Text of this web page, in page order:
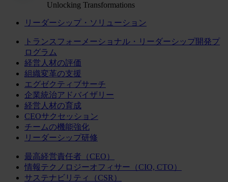
Unlocking Transformations
リーダーシップ・ソリューション
トランスフォーメーショナル・リーダーシップ開発プ
ログラム
経営人材の評価
組織変革の支援
エグゼクティブサーチ
企業統治アドバイザリー
経営人材の育成
CEOサクセッション
チームの機能強化
リーダーシップ研修
最高経営責任者（CEO）
情報テクノロジーオフィサー（CIO, CTO）
サステナビリティ（CSR）